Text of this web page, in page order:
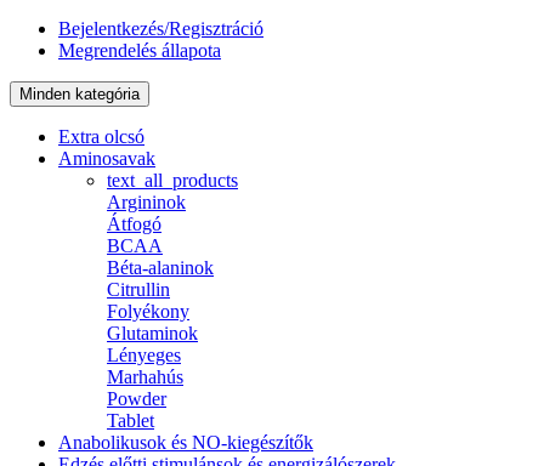
Bejelentkezés/Regisztráció
Megrendelés állapota
Minden kategória
Extra olcsó
Aminosavak
text_all_products
Argininok
Átfogó
BCAA
Béta-alaninok
Citrullin
Folyékony
Glutaminok
Lényeges
Marhahús
Powder
Tablet
Anabolikusok és NO-kiegészítők